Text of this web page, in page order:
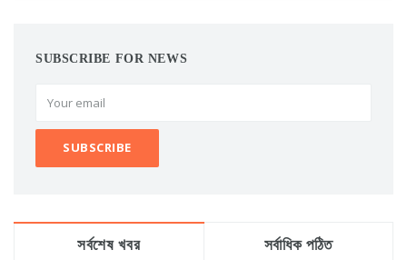
SUBSCRIBE FOR NEWS
সর্বশেষ খবর সর্বাধিক পঠিত